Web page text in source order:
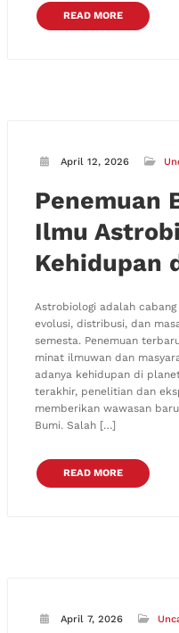
READ MORE
April 12, 2026
Penemuan
Ilmu
Kehidupan
Astrobiologi adalah
evolusi, distribusi, dan
semesta. Penemuan
minat ilmuwan dan
adanya kehidupan di
terakhir, penelitian dan
memberikan wawasan
Bumi. Salah […]
READ MORE
April 7, 2026